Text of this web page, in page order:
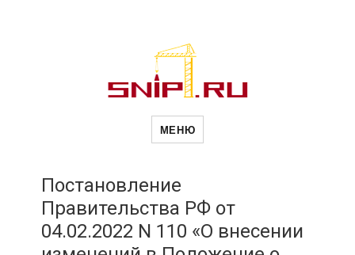
Новости
и
МЕНЮ
Постановление
Правительства РФ от
04.02.2022 N 110 «О внесении